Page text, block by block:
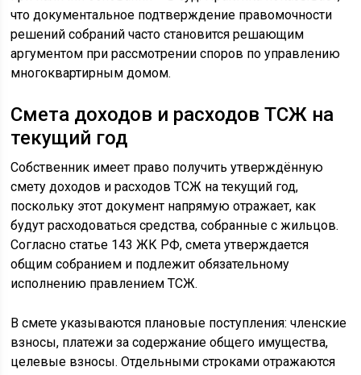
что документальное подтверждение правомочности
решений собраний часто становится решающим
аргументом при рассмотрении споров по управлению
многоквартирным домом.
Смета доходов и расходов ТСЖ на
текущий год
Собственник имеет право получить утверждённую
смету доходов и расходов ТСЖ на текущий год,
поскольку этот документ напрямую отражает, как
будут расходоваться средства, собранные с жильцов.
Согласно статье 143 ЖК РФ, смета утверждается
общим собранием и подлежит обязательному
исполнению правлением ТСЖ.
В смете указываются плановые поступления: членские
взносы, платежи за содержание общего имущества,
целевые взносы. Отдельными строками отражаются